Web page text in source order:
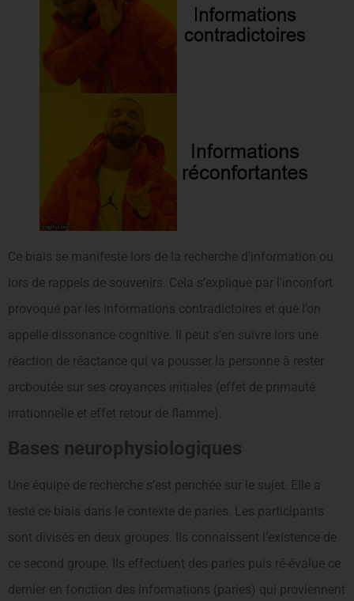
Ce biais se manifeste lors de la recherche d’information ou
lors de rappels de souvenirs. Cela s’explique par l’inconfort
provoqué par les informations contradictoires et que l’on
appelle dissonance cognitive. Il peut s’en suivre lors une
réaction de réactance qui va pousser la personne à rester
arcboutée sur ses croyances initiales (effet de primauté
irrationnelle et effet retour de flamme).
Bases neurophysiologiques
Une équipe de recherche s’est penchée sur le sujet. Elle a
testé ce biais dans le contexte de paries. Les participants
sont divisés en deux groupes. Ils connaissent l’existence de
ce second groupe. Ils effectuent des paries puis ré-évalue ce
dernier en fonction des informations (paries) qui proviennent